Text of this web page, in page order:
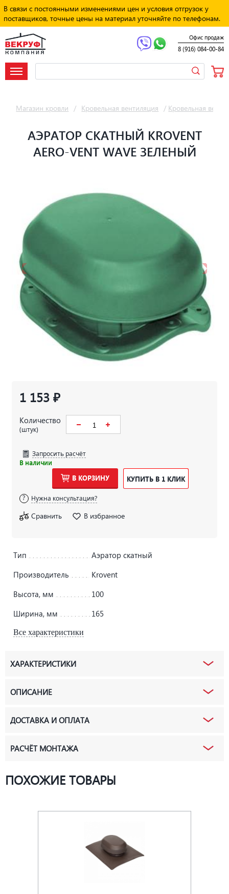
В связи с постоянными изменениями цен и условия отгрузок у
поставщиков, точные цены на материал уточняйте по телефонам.
Офис продаж
8 (916) 084-00-84
Магазин кровли / Кровельная вентиляция / Кровельная
АЭРАТОР СКАТНЫЙ KROVENT
AERO-VENT WAVE ЗЕЛЕНЫЙ
1 153 ₽
Количество
(штук)
Запросить расчёт
В наличии
В КОРЗИНУ
КУПИТЬ В 1 КЛИК
Нужна консультация?
Сравнить В избранное
Тип
Аэратор скатный
Производитель
Krovent
Высота, мм
100
Ширина, мм
165
Все характеристики
ХАРАКТЕРИСТИКИ
ОПИСАНИЕ
ДОСТАВКА И ОПЛАТА
РАСЧЁТ МОНТАЖА
ПОХОЖИЕ ТОВАРЫ